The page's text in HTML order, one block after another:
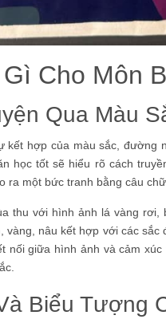
Cho Môn
Qua Màu
kết hợp của màu sắc, đường
học tốt sẽ hiểu rõ cách
ra một bức tranh bằng câu chữ.
thu với hình ảnh lá vàng rơi,
nâu kết hợp với các
nối giữa hình ảnh và cảm
Biểu Tượng